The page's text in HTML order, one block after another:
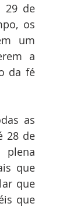
29 de
os
um
a
da fé
as
28 de
plena
que
que
que